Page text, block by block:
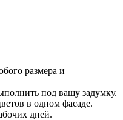
размера и
под вашу задумку.
в одном фасаде.
дней.